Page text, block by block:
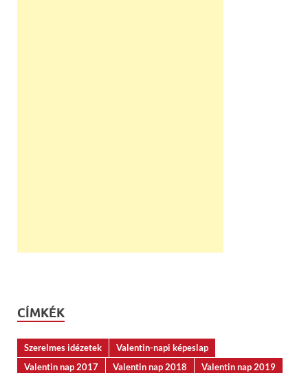
CÍMKÉK
Szerelmes idézetek
Valentin-napi képeslap
Valentin nap 2017
Valentin nap 2018 Valentin nap 2019